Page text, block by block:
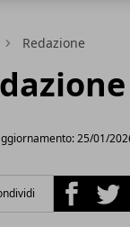
Redazione
25/01/
Facebook